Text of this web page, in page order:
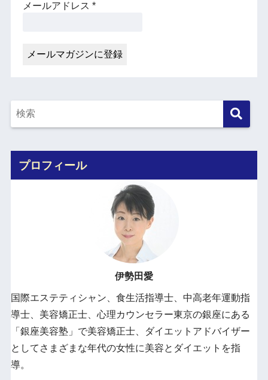
メールアドレス *
プロフィール
伊勢田愛
国際エステティシャン、食生活指導士、中高老年運動指
導士、美容矯正士、心理カウンセラー東京の銀座にある
「銀座美容塾」で美容矯正士、ダイエットアドバイザー
としてさまざまな年代の女性に美容とダイエットを指
導。